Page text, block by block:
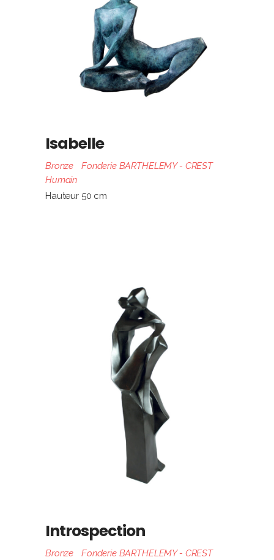
Isabelle
Bronze
Fonderie BARTHELEMY - CREST
Humain
Hauteur 50 cm
Introspection
Bronze
Fonderie BARTHELEMY - CREST